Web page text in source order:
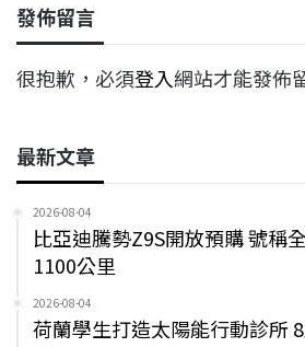
發佈留言
很抱歉，必須登入網站才能發佈
最新文章
2026-08-04
比亞迪騰勢Z9S開放預購 號稱
1100公里
2026-08-04
荷蘭學生打造太陽能行動診所